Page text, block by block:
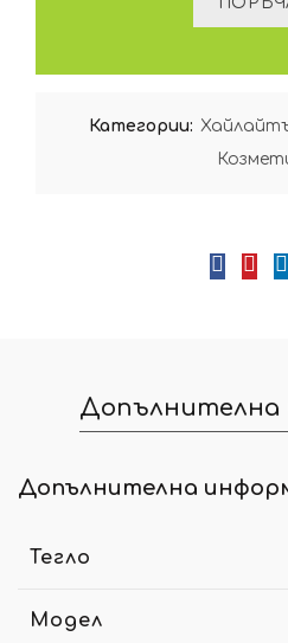
Категории:
Допълнителна
Допълнителна
Тегло
Модел